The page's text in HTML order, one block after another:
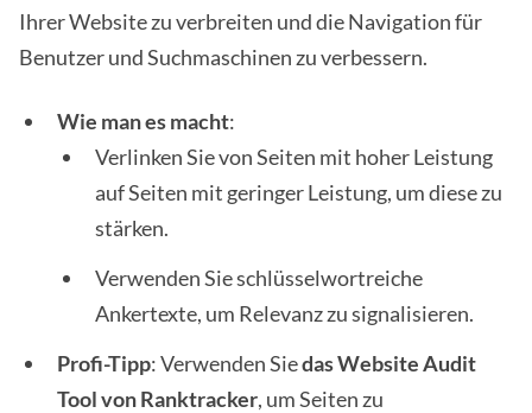
Ihrer Website zu verbreiten und die Navigation für
Benutzer und Suchmaschinen zu verbessern.
Wie man es macht:
Verlinken Sie von Seiten mit hoher Leistung
auf Seiten mit geringer Leistung, um diese zu
stärken.
Verwenden Sie schlüsselwortreiche
Ankertexte, um Relevanz zu signalisieren.
Profi-Tipp: Verwenden Siedas Website Audit
Tool von Ranktracker, um Seiten zu